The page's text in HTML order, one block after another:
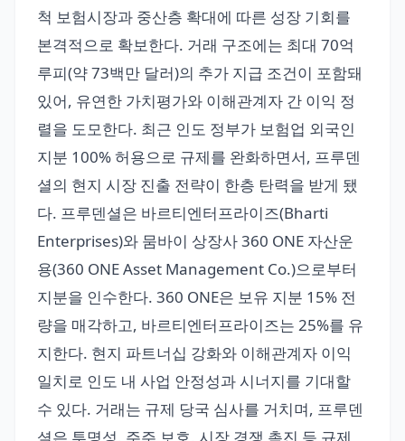
척 보험시장과 중산층 확대에 따른 성장 기회를
본격적으로 확보한다. 거래 구조에는 최대 70억
루피(약 73백만 달러)의 추가 지급 조건이 포함돼
있어, 유연한 가치평가와 이해관계자 간 이익 정
렬을 도모한다. 최근 인도 정부가 보험업 외국인
지분 100% 허용으로 규제를 완화하면서, 프루덴
셜의 현지 시장 진출 전략이 한층 탄력을 받게 됐
다. 프루덴셜은 바르티엔터프라이즈(Bharti
Enterprises)와 뭄바이 상장사 360 ONE 자산운
용(360 ONE Asset Management Co.)으로부터
지분을 인수한다. 360 ONE은 보유 지분 15% 전
량을 매각하고, 바르티엔터프라이즈는 25%를 유
지한다. 현지 파트너십 강화와 이해관계자 이익
일치로 인도 내 사업 안정성과 시너지를 기대할
수 있다. 거래는 규제 당국 심사를 거치며, 프루덴